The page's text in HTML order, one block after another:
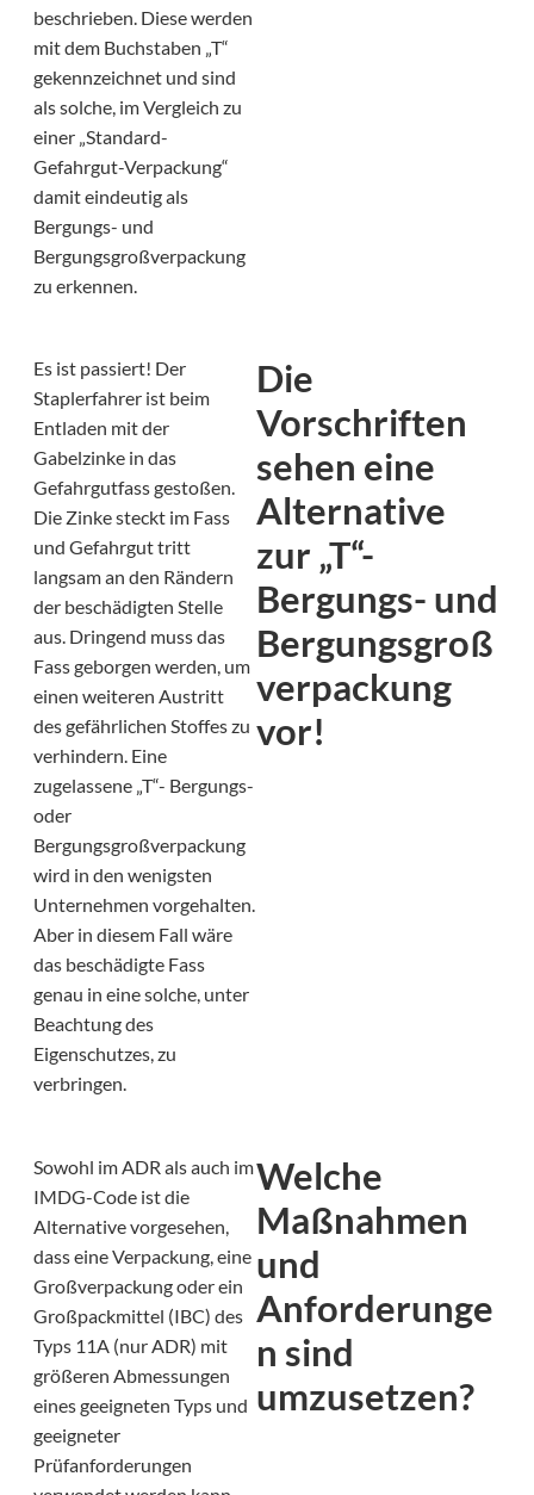
beschrieben. Diese werden
mit dem Buchstaben „T“
gekennzeichnet und sind
als solche, im Vergleich zu
einer „Standard-
Gefahrgut-Verpackung“
damit eindeutig als
Bergungs- und
Bergungsgroßverpackung
zu erkennen.
Es ist passiert! Der
Staplerfahrer ist beim
Entladen mit der
Gabelzinke in das
Gefahrgutfass gestoßen.
Die Zinke steckt im Fass
und Gefahrgut tritt
langsam an den Rändern
der beschädigten Stelle
aus. Dringend muss das
Fass geborgen werden, um
einen weiteren Austritt
des gefährlichen Stoffes zu
verhindern. Eine
zugelassene „T“- Bergungs-
oder
Bergungsgroßverpackung
wird in den wenigsten
Unternehmen vorgehalten.
Aber in diesem Fall wäre
das beschädigte Fass
genau in eine solche, unter
Beachtung des
Eigenschutzes, zu
verbringen.
Die
Vorschriften
sehen eine
Alternative
zur „T“-
Bergungs- und
Bergungsgroß
verpackung
vor!
Sowohl im ADR als auch im
IMDG-Code ist die
Alternative vorgesehen,
dass eine Verpackung, eine
Großverpackung oder ein
Großpackmittel (IBC) des
Typs 11A (nur ADR) mit
größeren Abmessungen
eines geeigneten Typs und
geeigneter
Prüfanforderungen
Welche
Maßnahmen
und
Anforderunge
n sind
umzusetzen?